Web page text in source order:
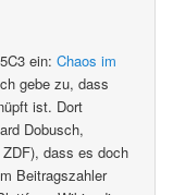
ein:Chaos im
gebe zu, dass
ist. Dort
Dobusch,
dass es doch
Beitragszahler